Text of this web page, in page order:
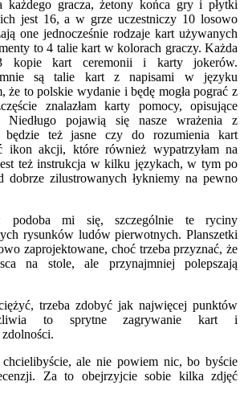
każdego gracza, żetony końca gry i płytki
jest 16, a w grze uczestniczy 10 losowo
one jednocześnie rodzaje kart używanych
to 4 talie kart w kolorach graczy. Każda
kopie kart ceremonii i karty jokerów.
mnie są talie kart z napisami w języku
że to polskie wydanie i będę mogła pograć z
znalazłam karty pomocy, opisujące
Niedługo pojawią się nasze wrażenia z
też jasne czy do rozumienia kart
ikon akcji, które również wypatrzyłam na
też instrukcja w kilku językach, w tym po
dobrze zilustrowanych łykniemy na pewno
podoba mi się, szczególnie te ryciny
rysunków ludów pierwotnych. Planszetki
zaprojektowane, choć trzeba przyznać, że
na stole, ale przynajmniej polepszają
trzeba zdobyć jak najwięcej punktów
to sprytne zagrywanie kart i
ale nie powiem nic, bo byście
Za to obejrzyjcie sobie kilka zdjęć